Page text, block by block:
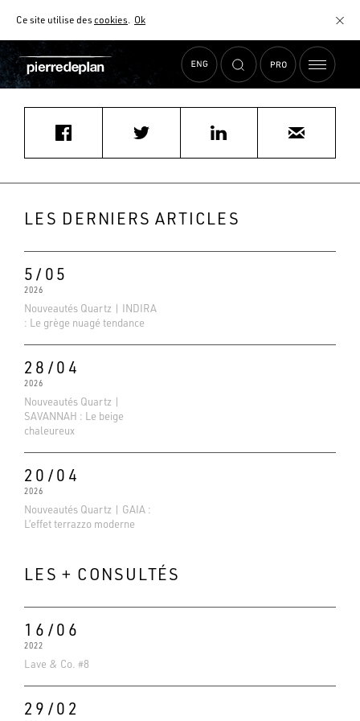
Ce site utilise descookies. Ok
AIDE AU CHOIX
Accueil Actualités c.oculi@wanadoo.fr
LES DERNIERS ARTICLES
5/05
2026
Nouveautés Quartz | INDIRA
: Le grège nuagé tendance
28/04
2026
Nouveautés Quartz |
SAVANNAH : Le beige
chaleureux
20/04
2026
Nouveautés Quartz | GAIA :
L’effet terrazzo moderne
LES + CONSULTÉS
16/06
2022
Lave & Co. #8
29/02
4.6